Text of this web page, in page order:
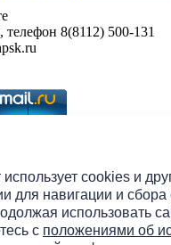
использует cookies и
для навигации и сбора
использовать
с положениями об
телефон 8(8112) 500-131
на группы